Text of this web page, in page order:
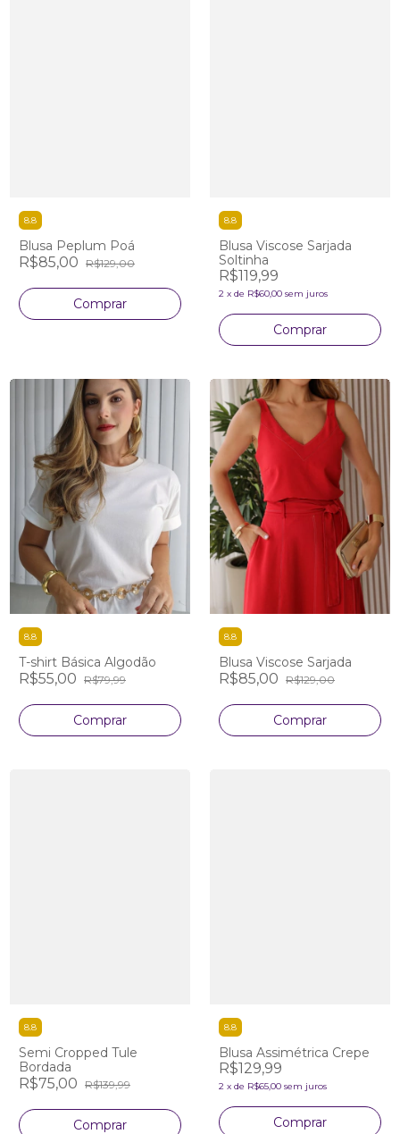
8.8
Blusa Peplum Poá
R$85,00 R$129,00
Comprar
8.8
Blusa Viscose Sarjada
Soltinha
R$119,99
2 x de R$60,00 sem juros
Comprar
8.8
T-shirt Básica Algodão
R$55,00 R$79,99
Comprar
8.8
Blusa Viscose Sarjada
R$85,00 R$129,00
Comprar
8.8
Semi Cropped Tule
Bordada
R$75,00 R$139,99
Comprar
8.8
Blusa Assimétrica Crepe
R$129,99
2 x de R$65,00 sem juros
Comprar